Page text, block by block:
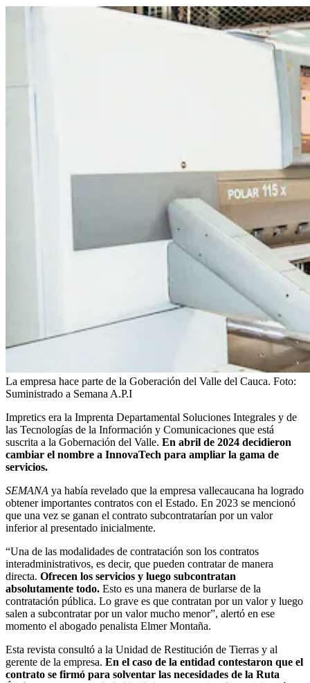
La empresa hace parte de la Goberación del Valle del Cauca. Foto:
Suministrado a Semana A.P.I
Impretics era la Imprenta Departamental Soluciones Integrales y de
las Tecnologías de la Información y Comunicaciones que está
suscrita a la Gobernación del Valle. En abril de 2024 decidieron
cambiar el nombre a InnovaTech para ampliar la gama de
servicios.
SEMANA ya había revelado que la empresa vallecaucana ha logrado
obtener importantes contratos con el Estado. En 2023 se mencionó
que una vez se ganan el contrato subcontratarían por un valor
inferior al presentado inicialmente.
“Una de las modalidades de contratación son los contratos
interadministrativos, es decir, que pueden contratar de manera
directa. Ofrecen los servicios y luego subcontratan
absolutamente todo. Esto es una manera de burlarse de la
contratación pública. Lo grave es que contratan por un valor y luego
salen a subcontratar por un valor mucho menor”, alertó en ese
momento el abogado penalista Elmer Montaña.
Esta revista consultó a la Unidad de Restitución de Tierras y al
gerente de la empresa. En el caso de la entidad contestaron que el
contrato se firmó para solventar las necesidades de la Ruta